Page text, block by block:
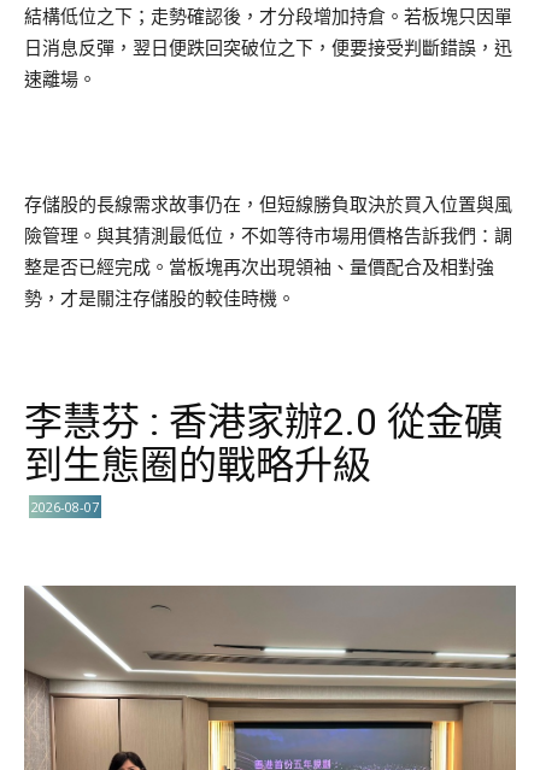
結構低位之下；走勢確認後，才分段增加持倉。若板塊只因單
日消息反彈，翌日便跌回突破位之下，便要接受判斷錯誤，迅
速離場。
存儲股的長線需求故事仍在，但短線勝負取決於買入位置與風
險管理。與其猜測最低位，不如等待市場用價格告訴我們：調
整是否已經完成。當板塊再次出現領袖、量價配合及相對強
勢，才是關注存儲股的較佳時機。
李慧芬 : 香港家辦2.0 從金礦
到生態圈的戰略升級
2026-08-07